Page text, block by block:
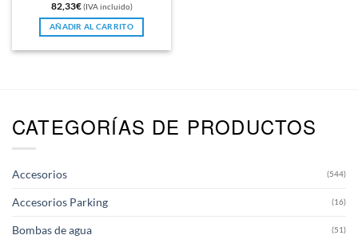
82,33€ (IVA incluido)
AÑADIR AL CARRITO
CATEGORÍAS DE PRODUCTOS
Accesorios (544)
Accesorios Parking (16)
Bombas de agua (51)